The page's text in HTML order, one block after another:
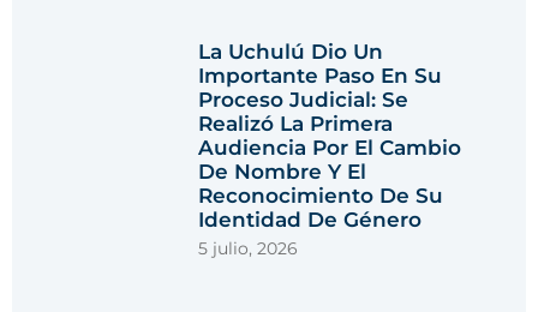
La Uchulú Dio Un
Importante Paso En Su
Proceso Judicial: Se
Realizó La Primera
Audiencia Por El Cambio
De Nombre Y El
Reconocimiento De Su
Identidad De Género
5 julio, 2026